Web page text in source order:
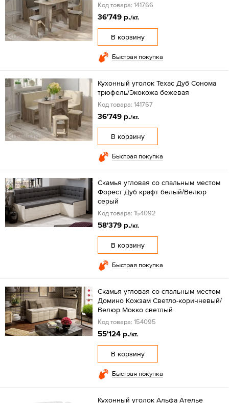
Код товара: 141766
36'749 р./кт.
В корзину
Быстрая покупка
Кухонный уголок Техас Дуб Сонома
трюфель/Экокожа бежевая
Код товара: 141767
36'749 р./кт.
В корзину
Быстрая покупка
Скамья угловая со спальным местом
Форест Дуб крафт белый/Велюр
серый
Код товара: 154092
58'379 р./кт.
В корзину
Быстрая покупка
Скамья угловая со спальным местом
Домино Кожзам Светло-коричневый/
Велюр Мокко светлый
Код товара: 154095
55'124 р./кт.
В корзину
Быстрая покупка
Кухонный уголок Альфа Ателье